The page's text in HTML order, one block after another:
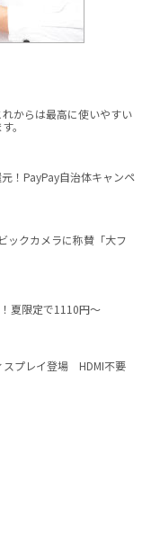
からは最高に使いやすい
。
！PayPay自治体キャンペ
ックカメラに称賛「大フ
夏限定で1110円～
スプレイ登場 HDMI不要